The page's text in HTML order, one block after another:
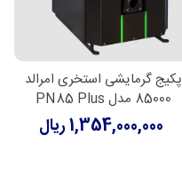
پکیج گرمایشی استخری امرالد
85000 مدل PN85 Plus
1,354,000,000 ریال